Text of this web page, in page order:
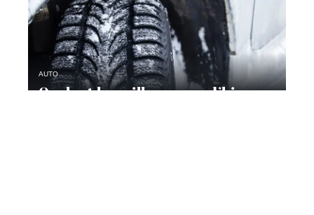
AUTO
Quel est le meilleur pneu d’hiver